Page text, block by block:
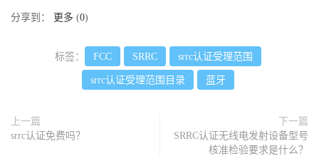
分享到： 更多 (0)
标签： FCC SRRC srrc认证受理范围
srrc认证受理范围目录 蓝牙
上一篇
srrc认证免费吗？
下一篇
SRRC认证无线电发射设备型号
核准检验要求是什么？